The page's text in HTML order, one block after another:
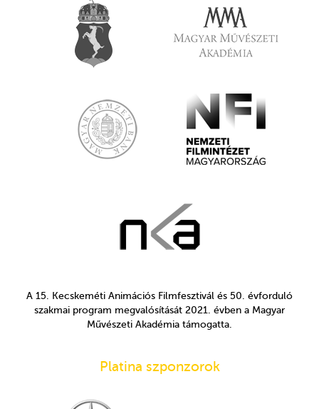
A 15. Kecskeméti Animációs Filmfesztivál és 50. évforduló
szakmai program megvalósítását 2021. évben a Magyar
Művészeti Akadémia támogatta.
Platina szponzorok